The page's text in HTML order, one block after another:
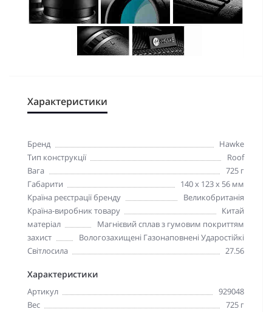
Характеристики
Бренд
Hawke
Тип конструкції
Roof
Вага
725 г
Габарити
140 х 123 х 56 мм
Країна реєстрації бренду
Великобританія
Країна-виробник товару
Китай
матеріал
Магнієвий сплав з гумовим покриттям
захист
Вологозахищені Газонаповнені Ударостійкі
Світлосила
27.56
Характеристики
Артикул
929048
Вес
725 г